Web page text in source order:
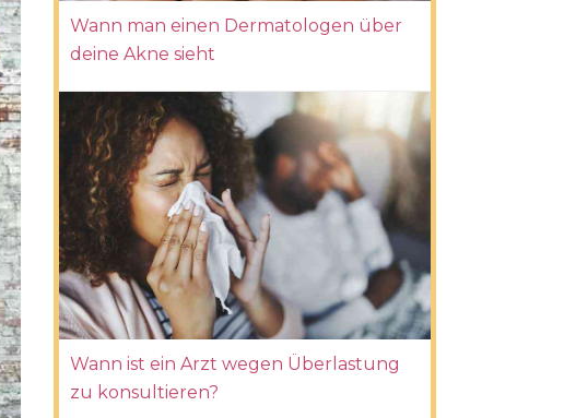
Wann man einen Dermatologen über
deine Akne sieht
Wann ist ein Arzt wegen Überlastung
zu konsultieren?